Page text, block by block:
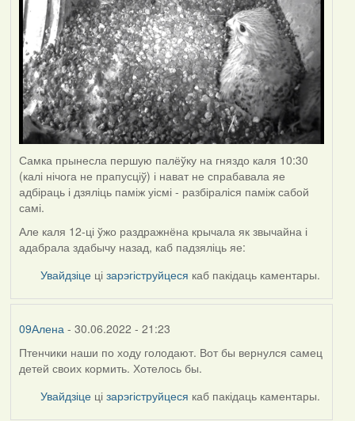
Самка прынесла першую палёўку на гняздо каля 10:30
(калі нічога не прапусціў) і нават не спрабавала яе
адбіраць і дзяліць паміж уісмі - разбіраліся паміж сабой
самі.
Але каля 12-ці ўжо раздражнёна крычала як звычайна і
адабрала здабычу назад, каб падзяліць яе:
Увайдзіце цізарэгіструйцеся каб пакідаць каментары.
09Алена - 30.06.2022 - 21:23
Птенчики наши по ходу голодают. Вот бы вернулся самец
детей своих кормить. Хотелось бы.
Увайдзіце цізарэгіструйцеся каб пакідаць каментары.